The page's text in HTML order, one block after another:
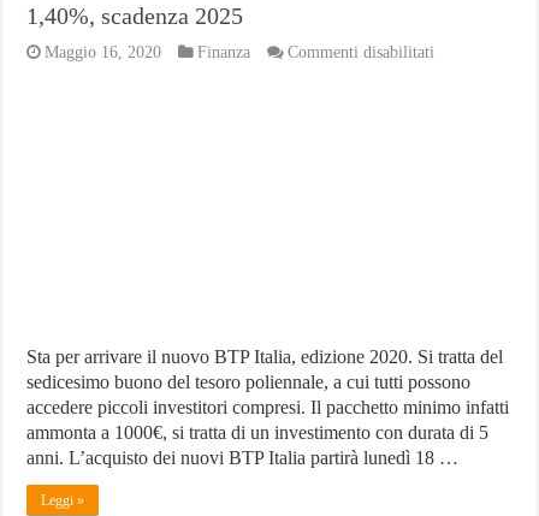
1,40%, scadenza 2025
Maggio 16, 2020 Finanza Commenti disabilitati
Sta per arrivare il nuovo BTP Italia, edizione 2020. Si tratta del
sedicesimo buono del tesoro poliennale, a cui tutti possono
accedere piccoli investitori compresi. Il pacchetto minimo infatti
ammonta a 1000€, si tratta di un investimento con durata di 5
anni. L’acquisto dei nuovi BTP Italia partirà lunedì 18 …
Leggi »